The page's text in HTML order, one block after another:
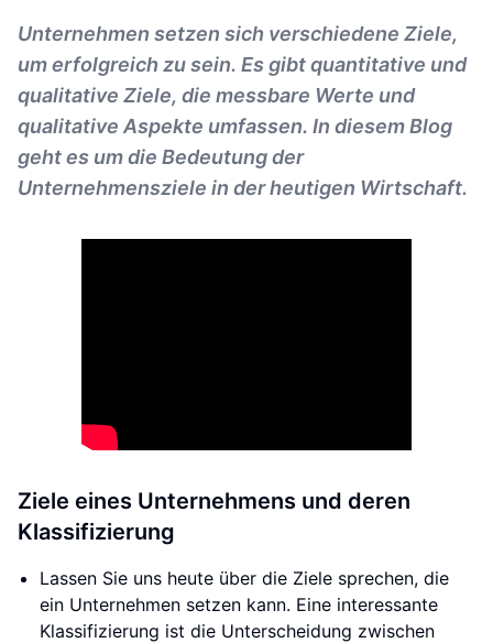
Unternehmen setzen sich verschiedene Ziele,
um erfolgreich zu sein. Es gibt quantitative und
qualitative Ziele, die messbare Werte und
qualitative Aspekte umfassen. In diesem Blog
geht es um die Bedeutung der
Unternehmensziele in der heutigen Wirtschaft.
Ziele eines Unternehmens und deren
Klassifizierung
Lassen Sie uns heute über die Ziele sprechen, die
ein Unternehmen setzen kann. Eine interessante
Klassifizierung ist die Unterscheidung zwischen